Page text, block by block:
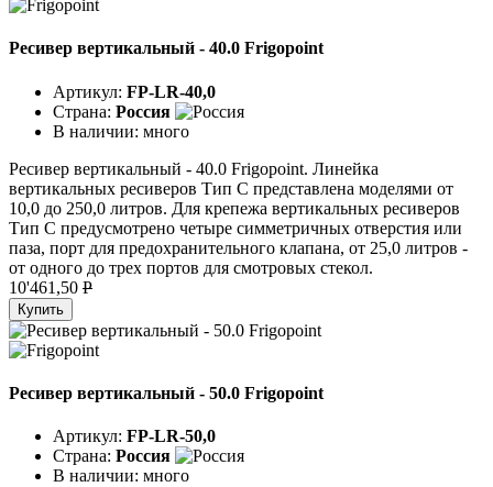
Ресивер вертикальный - 40.0 Frigopoint
Артикул: FP-LR-40,0
Страна: Россия
В наличии: много
Ресивер вертикальный - 40.0 Frigopoint. Линейка
вертикальных ресиверов Тип C представлена моделями от
10,0 до 250,0 литров. Для крепежа вертикальных ресиверов
Тип C предусмотрено четыре симметричных отверстия или
паза, порт для предохранительного клапана, от 25,0 литров -
от одного до трех портов для смотровых стекол.
10'461,50 P
Купить
Ресивер вертикальный - 50.0 Frigopoint
Артикул: FP-LR-50,0
Страна: Россия
В наличии: много